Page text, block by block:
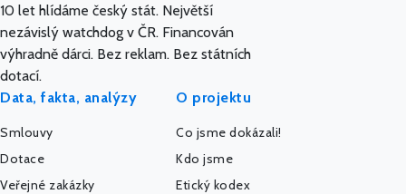
10 let hlídáme český stát. Největší
nezávislý watchdog v ČR. Financován
výhradně dárci. Bez reklam. Bez státních
dotací.
Data, fakta, analýzy
Smlouvy
Dotace
Veřejné zakázky
O projektu
Co jsme dokázali!
Kdo jsme
Etický kodex